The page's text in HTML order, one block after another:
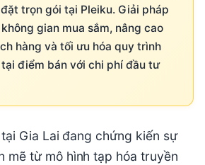
trọn gói tại Pleiku. Giải pháp
gian mua sắm, nâng cao
hàng và tối ưu hóa quy trình
điểm bán với chi phí đầu tư
Gia Lai đang chứng kiến sự
mẽ từ mô hình tạp hóa truyền